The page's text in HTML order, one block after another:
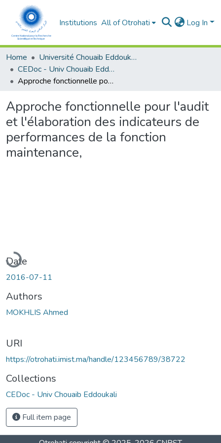
Institutions All of Otrohati Log In
Home
Université Chouaib Eddoukali - El Jadida
CEDoc - Univ Chouaib Eddoukali
Approche fonctionnelle pour l'audit et l'élaboration des indicateurs de performances de la fonction maintenance,
Approche fonctionnelle pour l'audit
et l'élaboration des indicateurs de
performances de la fonction
maintenance,
Loading...
Date
2016-07-11
Authors
MOKHLIS Ahmed
URI
https://otrohati.imist.ma/handle/123456789/38722
Collections
CEDoc - Univ Chouaib Eddoukali
Full item page